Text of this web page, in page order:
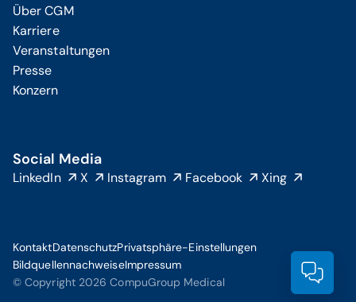
Über CGM
Karriere
Veranstaltungen
Presse
Konzern
Social Media
LinkedIn X Instagram Facebook Xing
© Copyright 2026 CompuGroup Medical
KontaktDatenschutzPrivatsphäre-Einstellungen
BildquellennachweiseImpressum